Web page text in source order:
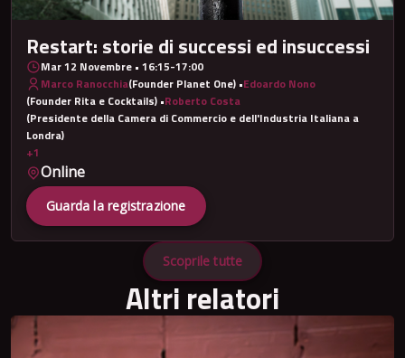
Restart: storie di successi ed insuccessi
Mar 12 Novembre • 16:15-17:00
Marco Ranocchia(Founder Planet One) •Edoardo Nono
(Founder Rita e Cocktails) •Roberto Costa
(Presidente della Camera di Commercio e dell'Industria Italiana a
Londra)
+1
Online
Guarda la registrazione
Scoprile tutte
Altri relatori